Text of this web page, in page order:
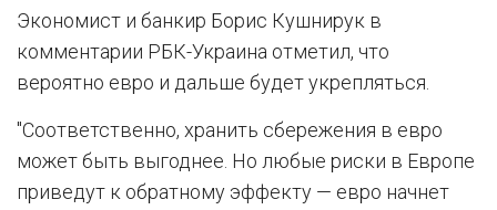
Экономист и банкир Борис Кушнирук в
комментарии РБК-Украина отметил, что
вероятно евро и дальше будет укрепляться.
"Соответственно, хранить сбережения в евро
может быть выгоднее. Но любые риски в Европе
приведут к обратному эффекту — евро начнет